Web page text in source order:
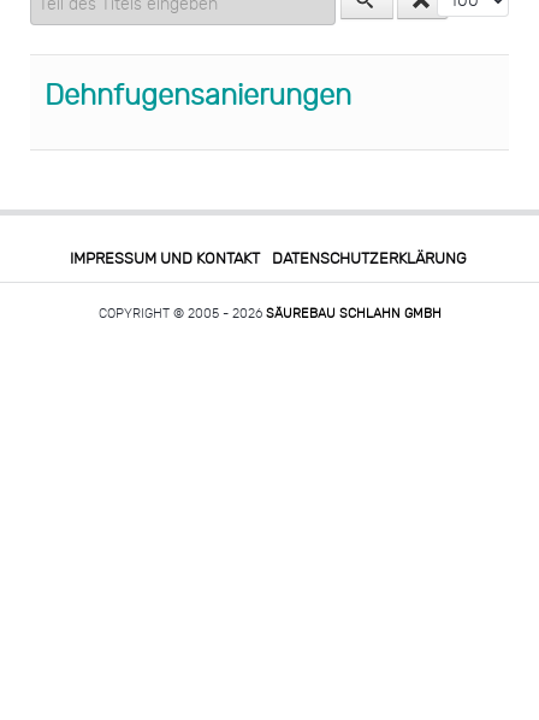
Dehnfugensanierungen
IMPRESSUM UND KONTAKT DATENSCHUTZERKLÄRUNG
COPYRIGHT © 2005 - 2026 SÄUREBAU SCHLAHN GMBH